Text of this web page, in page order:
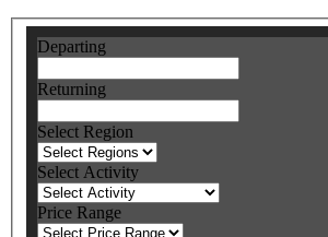
Departing
Returning
Select Region
Select Activity
Price Range